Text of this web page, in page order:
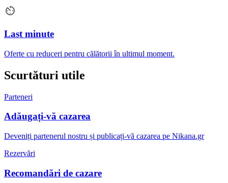
Last minute
Oferte cu reduceri pentru călătorii în ultimul moment.
Scurtături utile
Parteneri
Adăugați-vă cazarea
Deveniți partenerul nostru și publicați-vă cazarea pe Nikana.gr
Rezervări
Recomandări de cazare